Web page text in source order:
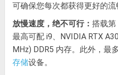
可确保您每次都获得更好的流
放慢速度，绝不可行： 搭载第
最高可配 i9、NVIDIA RTX
MHz) DDR5 内存。此外，最
存储设备。